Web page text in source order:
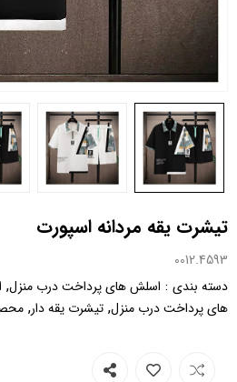
تیشرت یقه مردانه اسپورت
0012.4593
دسته بندی : اسلش های پرداخت درب منزل,
های پرداخت درب منزل, تیشرت یقه دار,